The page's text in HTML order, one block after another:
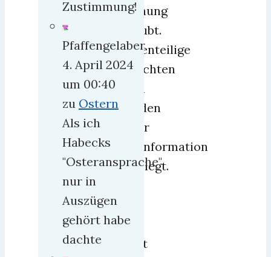
Meinung
erlaubt.
Gegenteilige
Ansichten
werden
unter
Desinformation
abgelegt.
ja
nicht
Zustimmung!
Pfaffengelaber
4. April 2024
um 00:40
zu Ostern
Als ich
Habecks
"Osteransprache"
nur in
Auszügen
gehört habe
dachte